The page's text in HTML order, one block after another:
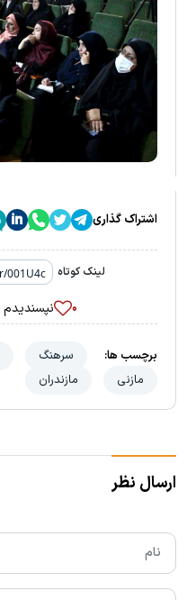
اشتراک گذاری
لینک کوتاه
۰ نپسندیدم
برچسب ها: سرهنگ
مازنی
مازندران
ارسال نظر